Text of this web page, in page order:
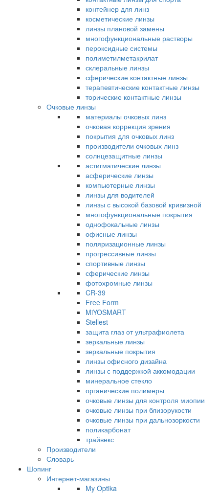
контейнер для линз
косметические линзы
линзы плановой замены
многофункциональные растворы
пероксидные системы
полиметилметакрилат
склеральные линзы
сферические контактные линзы
терапевтические контактные линзы
торические контактные линзы
Очковые линзы
материалы очковых линз
очковая коррекция зрения
покрытия для очковых линз
производители очковых линз
солнцезащитные линзы
астигматические линзы
асферические линзы
компьютерные линзы
линзы для водителей
линзы с высокой базовой кривизной
многофункциональные покрытия
однофокальные линзы
офисные линзы
поляризационные линзы
прогрессивные линзы
спортивные линзы
сферические линзы
фотохромные линзы
CR-39
Free Form
MiYOSMART
Stellest
защита глаз от ультрафиолета
зеркальные линзы
зеркальные покрытия
линзы офисного дизайна
линзы с поддержкой аккомодации
минеральное стекло
органические полимеры
очковые линзы для контроля миопии
очковые линзы при близорукости
очковые линзы при дальнозоркости
поликарбонат
трайвекс
Производители
Словарь
Шопинг
Интернет-магазины
My Optika